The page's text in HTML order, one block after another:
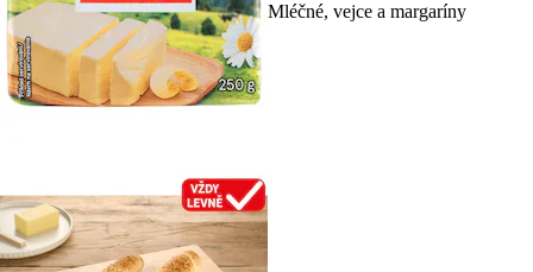
Mléčné, vejce a margaríny